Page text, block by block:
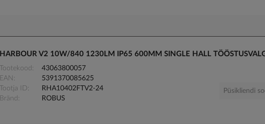
HARBOUR V2 10W/840 1230LM IP65 600MM SINGLE HALL
Tootekood
43063800057
EAN
5391370085625
Tootja ID
RHA10402FTV2-24
Bränd
ROBUS
Püsikliendi